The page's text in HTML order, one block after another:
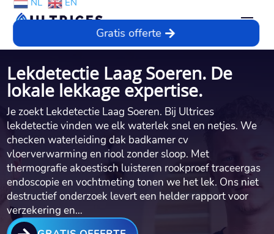
NL EN
Gratis offerte
Lekdetectie Laag Soeren. De
lokale lekkage expertise.
Je zoekt Lekdetectie Laag Soeren.​ Bij Ultrices
lekdetectie vinden we elk waterlek snel en netjes.​ We
checken waterleiding dak badkamer cv
vloerverwarming en riool zonder sloop.​ Met
thermografie akoestisch luisteren rookproef traceergas
endoscopie en vochtmeting tonen we het lek.​ Ons niet
destructief onderzoek levert een helder rapport voor
verzekering en…